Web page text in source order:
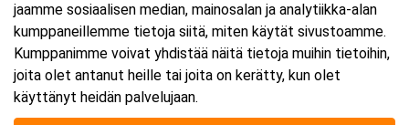
Järjestäjä
jaamme sosiaalisen median, mainosalan ja analytiikka-alan
kumppaneillemme tietoja siitä, miten käytät sivustoamme.
Kumppanimme voivat yhdistää näitä tietoja muihin tietoihin,
joita olet antanut heille tai joita on kerätty, kun olet
käyttänyt heidän palvelujaan.